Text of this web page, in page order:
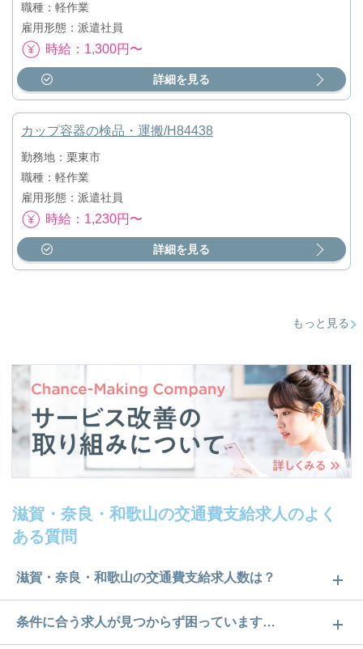
職種：軽作業
雇用形態：派遣社員
時給：1,300円〜
詳細を見る
カップ容器の検品・運搬/H84438
勤務地：栗東市
職種：軽作業
雇用形態：派遣社員
時給：1,230円〜
詳細を見る
もっと見る
滋賀・奈良・和歌山の交通費支給求人のよく
ある質問
滋賀・奈良・和歌山の交通費支給求人数は？
滋賀・奈良・和歌山の交通費支給求人数は98件で
す。どのような求人があるかぜひチェックしてみて
条件に合う求人が見つからず困っています…